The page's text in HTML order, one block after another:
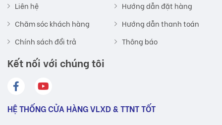
Liên hệ
Chăm sóc khách hàng
Chính sách đổi trả
Hướng dẫn đặt hàng
Hướng dẫn thanh toán
Thông báo
Kết nối với chúng tôi
HỆ THỐNG CỬA HÀNG VLXD & TTNT TỐT